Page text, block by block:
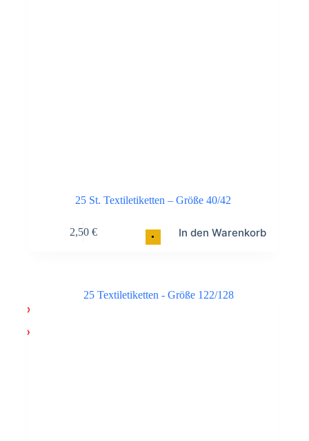
•
25 St. Textiletiketten – Größe 40/42
2,50 € In den Warenkorb